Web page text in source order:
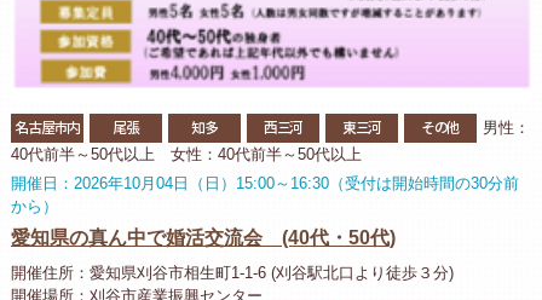
名古屋市内 尾張 知多 西三河 東三河 その他
男性：
40代前半～50代以上 女性：40代前半～50代以上
開催日：2026年10月04日（日）15:00～16:30（受付は開始時間の30分前
から）
愛知県の真ん中で婚活交流会 (40代・50代)
開催住所：愛知県刈谷市相生町1-1-6 (刈谷駅北口より徒歩３分)
開催場所：刈谷市産業振興センター